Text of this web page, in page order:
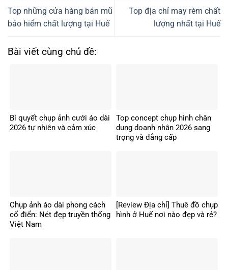
Top những cửa hàng bán mũ
bảo hiểm chất lượng tại Huế
Top địa chỉ may rèm chất
lượng nhất tại Huế
Bài viết cùng chủ đề:
Bí quyết chụp ảnh cưới áo dài
2026 tự nhiên và cảm xúc
Top concept chụp hình chân
dung doanh nhân 2026 sang
trọng và đẳng cấp
Chụp ảnh áo dài phong cách
cổ điển: Nét đẹp truyền thống
Việt Nam
[Review Địa chỉ] Thuê đồ chụp
hình ở Huế nơi nào đẹp và rẻ?